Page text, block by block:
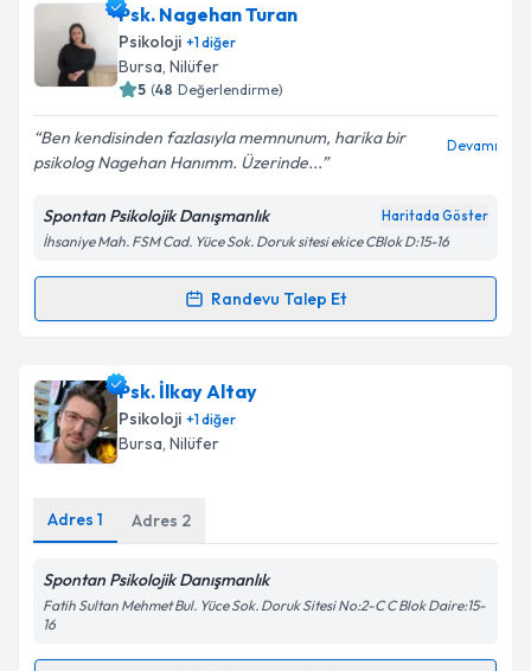
Uzm. Psk. Dan. İrem Erkan
talebi oluşturun. Size bu uzmandan randevu almanız
için bir takvim hazırlandığında e-posta ile
bilgilendireceğiz.
E-posta Adresiniz
Kişisel verilerimin işlenmesine ilişkinAydınlatma
Metni'ni okudum ve kişisel verilerimin belirtilen
kapsamda işlenmesini kabul ediyorum.
Psk. Nagehan Turan
Psikoloji +1diğer
Bursa, Nilüfer
5 (48 Değerlendirme)
Ben kendisinden fazlasıyla memnunum, harika bir
psikolog Nagehan Hanımm. Üzerinde...
Devamı
Spontan Psikolojik Danışmanlık Haritada Göster
İhsaniye Mah. FSM Cad. Yüce Sok. Doruk sitesi ekice CBlok D:15-16
Randevu Talep Et
Randevu Takvimi Talebi
Psk. Nagehan Turaniçin randevu takvimi talebi
oluşturun. Size bu uzmandan randevu almanız için bir
takvim hazırlandığında e-posta ile bilgilendireceğiz.
Kişisel verilerimin işlenmesine ilişkinAydınlatma
Psk. İlkay Altay
Psikoloji +1diğer
Bursa, Nilüfer
Adres 1 Adres 2
Spontan Psikolojik Danışmanlık
Fatih Sultan Mehmet Bul. Yüce Sok. Doruk Sitesi No:2-C C Blok Daire:15-
16